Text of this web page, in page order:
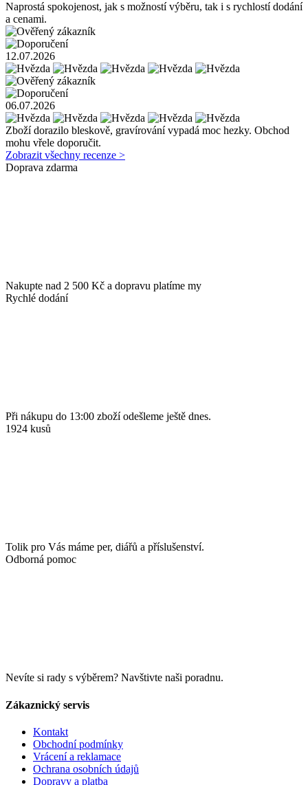
Naprostá spokojenost, jak s možností výběru, tak i s rychlostí dodání
a cenami.
12.07.2026
06.07.2026
Zboží dorazilo bleskově, gravírování vypadá moc hezky. Obchod
mohu vřele doporučit.
Zobrazit všechny recenze >
Doprava zdarma
Nakupte nad 2 500 Kč a dopravu platíme my
Rychlé dodání
Při nákupu do 13:00 zboží odešleme ještě dnes.
1924 kusů
Tolik pro Vás máme per, diářů a příslušenství.
Odborná pomoc
Nevíte si rady s výběrem? Navštivte naši poradnu.
Zákaznický servis
Kontakt
Obchodní podmínky
Vrácení a reklamace
Ochrana osobních údajů
Dopravy a platba